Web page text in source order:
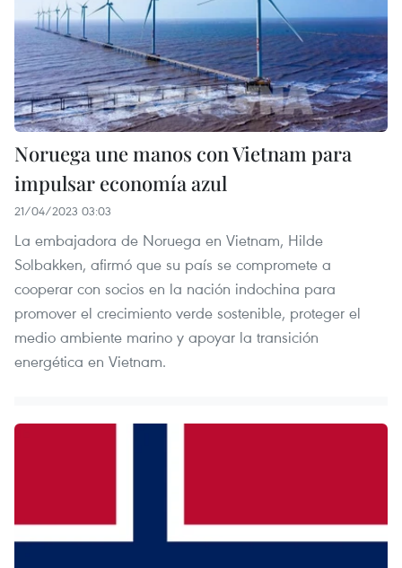
Noruega une manos con Vietnam para
impulsar economía azul
21/04/2023 03:03
La embajadora de Noruega en Vietnam, Hilde
Solbakken, afirmó que su país se compromete a
cooperar con socios en la nación indochina para
promover el crecimiento verde sostenible, proteger el
medio ambiente marino y apoyar la transición
energética en Vietnam.